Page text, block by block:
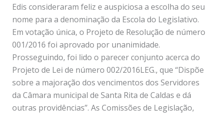
Edis consideraram feliz e auspiciosa a escolha do seu
nome para a denominação da Escola do Legislativo.
Em votação única, o Projeto de Resolução de número
001/2016 foi aprovado por unanimidade.
Prosseguindo, foi lido o parecer conjunto acerca do
Projeto de Lei de número 002/2016LEG., que “Dispõe
sobre a majoração dos vencimentos dos Servidores
da Câmara municipal de Santa Rita de Caldas e dá
outras providências”. As Comissões de Legislação,